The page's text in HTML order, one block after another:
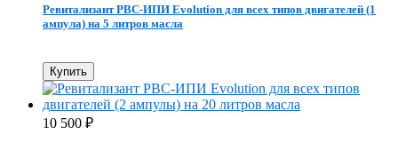
Ревитализант РВС-ИПИ Evolution для всех типов двигателей (1
ампула) на 5 литров масла
Купить
10 500 ₽